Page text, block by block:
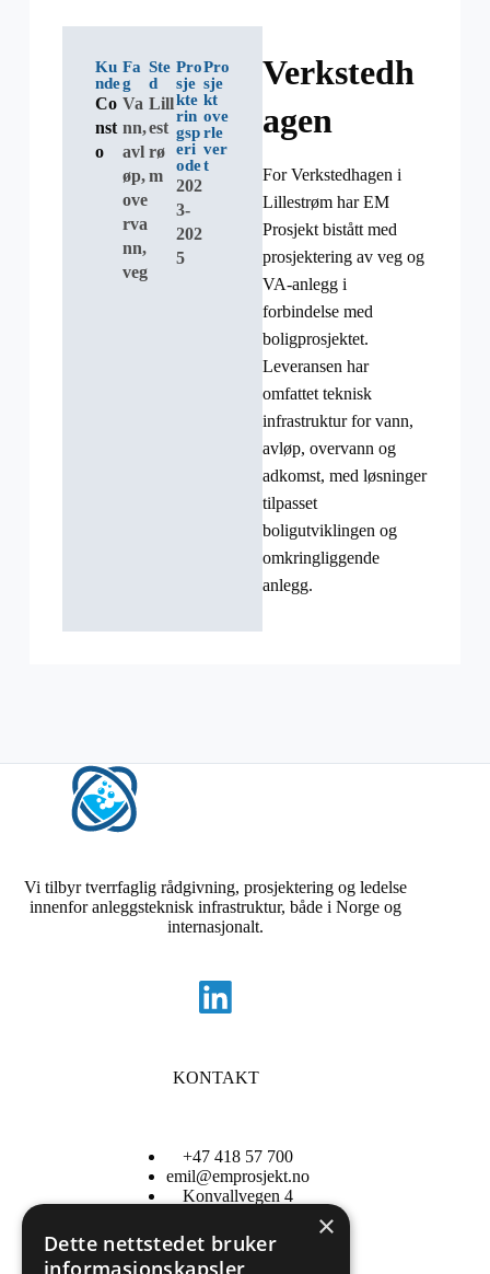
Ku
nde
Co
nst
o
Fa
g
Va
nn,
avl
øp,
ove
rva
nn,
veg
Ste
d
Lill
est
rø
m
Pro
sje
kte
rin
gsp
eri
ode
202
3-
202
5
Pro
sje
kt
ove
rle
ver
t
Verkstedh
agen
For Verkstedhagen i
Lillestrøm har EM
Prosjekt bistått med
prosjektering av veg og
VA-anlegg i
forbindelse med
boligprosjektet.
Leveransen har
omfattet teknisk
infrastruktur for vann,
avløp, overvann og
adkomst, med løsninger
tilpasset
boligutviklingen og
omkringliggende
anlegg.
Vi tilbyr tverrfaglig rådgivning, prosjektering og ledelse
innenfor anleggsteknisk infrastruktur, både i Norge og
internasjonalt.
KONTAKT
+47 418 57 700
emil@emprosjekt.no
Konvallvegen 4
×
Dette nettstedet bruker
informasjonskapsler